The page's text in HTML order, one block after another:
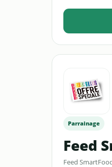
Parrainage
Feed
Feed